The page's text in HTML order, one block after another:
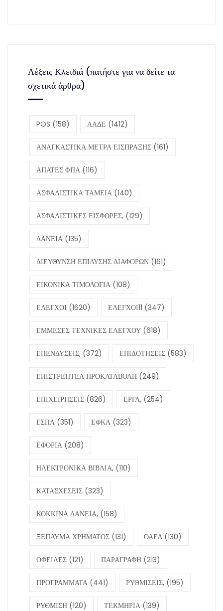
Λέξεις Κλειδιά (πατήστε για να δείτε τα
σχετικά άρθρα)
POS (158) ΑΑΔΕ (1412)
ΑΝΑΓΚΑΣΤΙΚΑ ΜΕΤΡΑ ΕΙΣΠΡΑΞΗΣ (161)
ΑΠΑΤΕΣ ΦΠΑ (116)
ΑΣΦΑΛΙΣΤΙΚΑ ΤΑΜΕΙΑ (140)
ΑΣΦΑΛΙΣΤΙΚΕΣ ΕΙΣΦΟΡΕΣ, (129)
ΔΑΝΕΙΑ (135)
ΔΙΕΥΘΥΝΣΗ ΕΠΙΛΥΣΗΣ ΔΙΑΦΟΡΩΝ (161)
ΕΙΚΟΝΙΚΑ ΤΙΜΟΛΟΓΙΑ (108)
ΕΛΕΓΧΟΙ (1620) ΕΛΕΓΧΟΙ11 (347)
ΕΜΜΕΣΕΣ ΤΕΧΝΙΚΕΣ ΕΛΕΓΧΟΥ (618)
ΕΠΕΝΔΥΣΕΙΣ, (372) ΕΠΙΔΟΤΗΣΕΙΣ (583)
ΕΠΙΣΤΡΕΠΤΕΑ ΠΡΟΚΑΤΑΒΟΛΗ (249)
ΕΠΙΧΕΙΡΗΣΕΙΣ (826) ΕΡΓΑ, (254)
ΕΣΠΑ (351) ΕΦΚΑ (323)
ΕΦΟΡΙΑ (208)
ΗΛΕΚΤΡΟΝΙΚΑ ΒΙΒΛΙΑ, (110)
ΚΑΤΑΣΧΕΣΕΙΣ (323)
ΚΟΚΚΙΝΑ ΔΑΝΕΙΑ, (158)
ΞΕΠΛΥΜΑ ΧΡΗΜΑΤΟΣ (131) ΟΑΕΔ (130)
ΟΦΕΙΛΕΣ (121) ΠΑΡΑΓΡΑΦΗ (213)
ΠΡΟΓΡΑΜΜΑΤΑ (441) ΡΥΘΜΙΣΕΙΣ, (195)
ΡΥΘΜΙΣΗ (120) ΤΕΚΜΗΡΙΑ (139)